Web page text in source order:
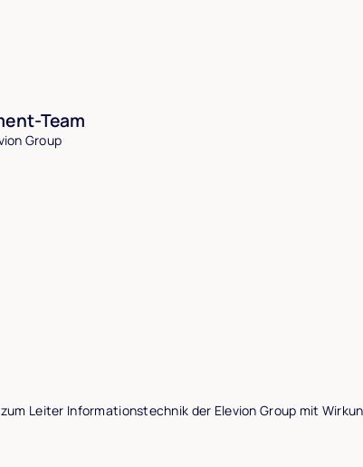
Team
Group
zum Leiter Informationstechnik der Elevion Group mit